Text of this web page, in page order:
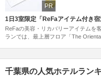
PR
1日3室限定「ReFaアイテム付き
ReFaの美容・リカバリーアイテムを
ランでは、最上層フロア「The
千葉県の人気ホテルラン